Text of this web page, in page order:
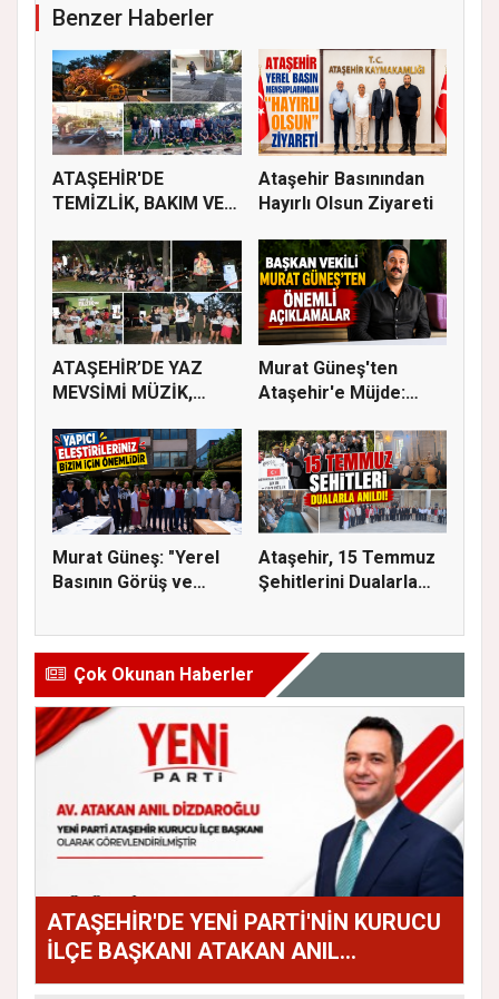
Benzer Haberler
ATAŞEHİR'DE
TEMİZLİK, BAKIM VE
Ataşehir Basınından
Hayırlı Olsun Ziyareti
ATAŞEHİR’DE YAZ
MEVSİMİ MÜZİK,
Murat Güneş'ten
Ataşehir'e Müjde:
Murat Güneş: "Yerel
Basının Görüş ve
Ataşehir, 15 Temmuz
Şehitlerini Dualarla
Çok Okunan Haberler
ATAŞEHİR'DE YENİ PARTİ'NİN KURUCU
İLÇE BAŞKANI ATAKAN ANIL
DİZDAROĞLU OLDU